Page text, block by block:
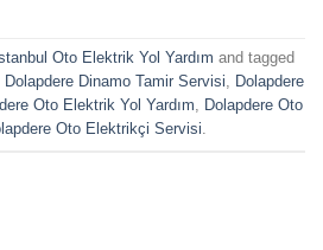
Oto Elektrik Yol Yardım and tagged
Dolapdere Dinamo Tamir Servisi
Dolapdere
Oto Elektrik Yol Yardım
Dolapdere Oto
Oto Elektrikçi Servisi